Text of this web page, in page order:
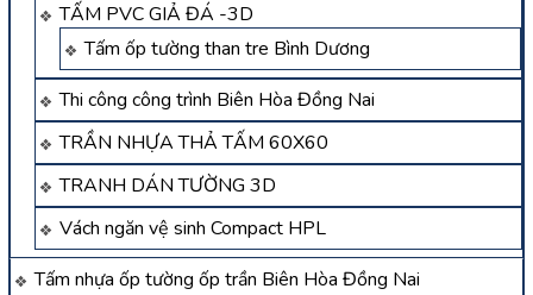
TẤM PVC GIẢ ĐÁ -3D
Tấm ốp tường than tre Bình Dương
Thi công công trình Biên Hòa Đồng Nai
TRẦN NHỰA THẢ TẤM 60X60
TRANH DÁN TƯỜNG 3D
Vách ngăn vệ sinh Compact HPL
Tấm nhựa ốp tường ốp trần Biên Hòa Đồng Nai